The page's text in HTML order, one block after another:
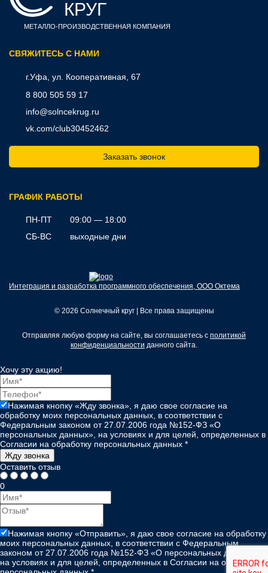
КРУГ
МЕТАЛЛО-ПРОИЗВОДСТВЕННАЯ КОМПАНИЯ
CВЯЖИТЕСЬ С НАМИ
г.Уфа, ул. Кооперативная, 67
8 800 505 59 17
info@solncekrug.ru
vk.com/club30452462
Заказать звонок
ГРАФИК РАБОТЫ
ПН-ПТ
09:00 — 18:00
СБ-ВС
выходные дни
Интеграция и разработка программного обеспечения, ООО Октема
© 2026 Солнечный круг | Все права защищены
Отправляя любую форму на сайте, вы соглашаетесь с политикой
конфиденциальности данного сайта.
Хочу эту акцию!
Нажимая кнопку «Жду звонка», я даю свое согласие на
обработку моих персональных данных, в соответствии с
Федеральным законом от 27.07.2006 года №152-ФЗ «О
персональных данных», на условиях и для целей, определенных в
Согласии на обработку персональных данных *
Жду звонка
Оставить отзыв
0
Нажимая кнопку «Отправить», я даю свое согласие на обработку
моих персональных данных, в соответствии с Федеральным
законом от 27.07.2006 года №152-ФЗ «О персональных данных»,
на условиях и для целей, определенных в Согласии на обработку